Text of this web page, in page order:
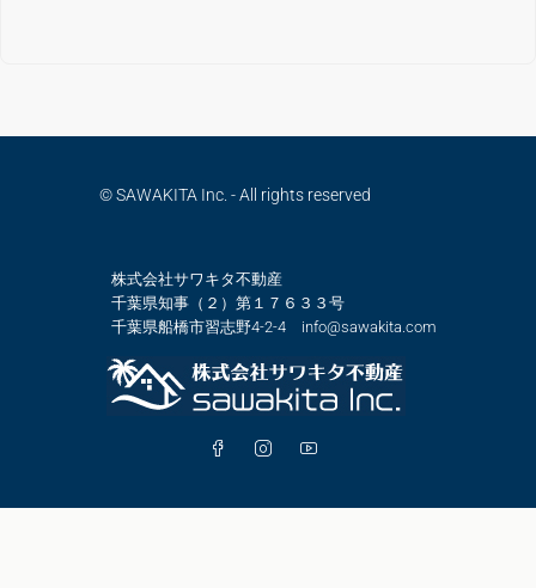
© SAWAKITA Inc. - All rights reserved
株式会社サワキタ不動産
千葉県知事（２）第１７６３３号
千葉県船橋市習志野4-2-4 info@sawakita.com